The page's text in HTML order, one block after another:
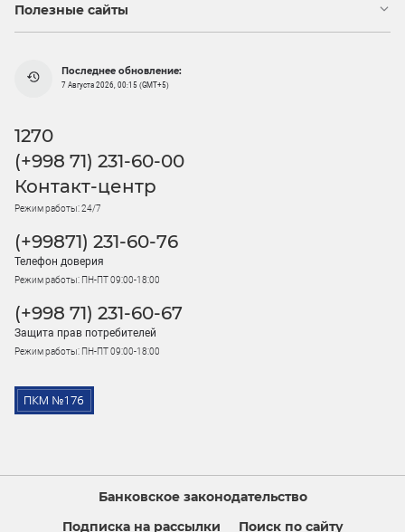
Полезные сайты
Последнее обновление:
7 Августа 2026, 00:15 (GMT+5)
1270
(+998 71) 231-60-00
Контакт-центр
Режим работы: 24/7
(+99871) 231-60-76
Телефон доверия
Режим работы: ПН-ПТ 09:00-18:00
(+998 71) 231-60-67
Защита прав потребителей
Режим работы: ПН-ПТ 09:00-18:00
Банковское законодательство
Подписка на рассылки
Поиск по сайту